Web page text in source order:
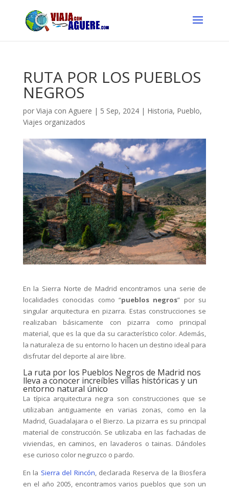
RUTA POR LOS PUEBLOS
NEGROS
por Viaja con Aguere | 5 Sep, 2024| Historia, Pueblo,
Viajes organizados
En la Sierra Norte de Madrid encontramos una serie de
localidades conocidas como “pueblos negros” por su
singular arquitectura en pizarra. Estas construcciones se
realizaban básicamente con pizarra como principal
material, que es la que da su característico color. Además,
la naturaleza de su entorno lo hacen un destino ideal para
disfrutar del deporte al aire libre.
La ruta por los Pueblos Negros de Madrid nos
lleva a conocer increíbles villas históricas y un
entorno natural único
La típica arquitectura negra son construcciones que se
utilizaban antiguamente en varias zonas, como en la
Madrid, Guadalajara o el Bierzo. La pizarra es su principal
material de construcción. Se utilizaba en las fachadas de
viviendas, en caminos, en lavaderos o tainas. Dándoles
ese curioso color negruzco o pardo.
En la Sierra del Rincón, declarada Reserva de la Biosfera
en el año 2005, encontramos varios pueblos que son un